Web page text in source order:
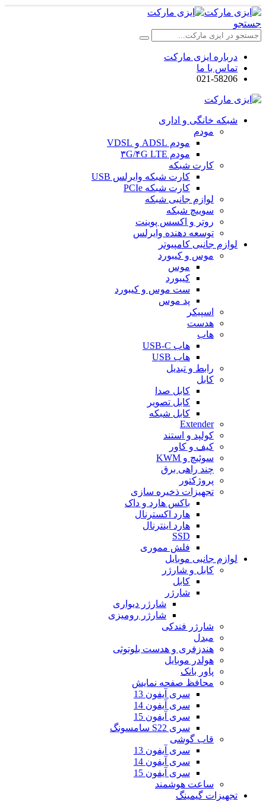
جستجو
درباره ایزی مارکت
تماس با ما
021-58206
شبکه خانگی و اداری
مودم
مودم ADSL و VDSL
مودم ۳G/۴G LTE
کارت شبکه
کارت شبکه وایرلس USB
کارت شبکه PCIe
لوازم جانبی شبکه
سوییچ شبکه
روتر و اکسس پوینت
توسعه دهنده وایرلس
لوازم جانبی کامپیوتر
موس و کیبورد
موس
کیبورد
ست موس و کیبورد
پد موس
اسپیکر
هدست
هاب
هاب USB-C
هاب USB
رابط و تبدیل
کابل
کابل صدا
کابل تصویر
کابل شبکه
Extender
کولپد و استند
کیف و کاور
سوئیچ و KWM
چند راهی برق
پروژکتور
تجهیزات ذخیره سازی
باکس هارد و داک
هارد اکسترنال
هارد اینترنال
SSD
فلش مموری
لوازم جانبی موبایل
کابل و شارژر
کابل
شارژر
شارژر دیواری
شارژر رومیزی
شارژر فندکی
مبدل
هندزفری و هدست بلوتوثی
هولدر موبایل
پاور بانک
محافظ صفحه نمایش
سری آیفون 13
سری آیفون 14
سری آیفون 15
سری S22 سامسونگ
قاب گوشی
سری آیفون 13
سری آیفون 14
سری آیفون 15
ساعت هوشمند
تجهیزات گیمینگ